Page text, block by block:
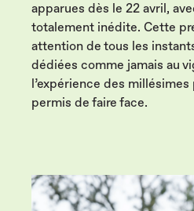
apparues dès le 22 avril,
totalement inédite. Cette
attention de tous les
dédiées comme jamais au
l’expérience des
permis de faire face.